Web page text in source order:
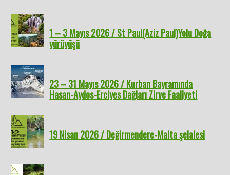
1 – 3 Mayıs 2026 / St Paul(Aziz Paul)Yolu Doğa
yürüyüşü
23 – 31 Mayıs 2026 / Kurban Bayramında
Hasan-Aydos-Erciyes Dağları Zirve Faaliyeti
19 Nisan 2026 / Değirmendere-Malta şelalesi